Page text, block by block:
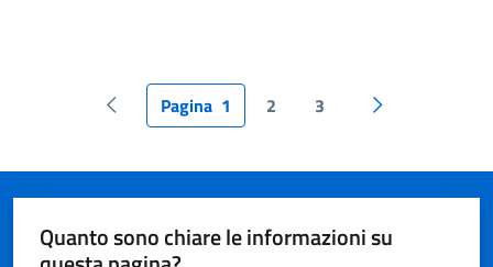
Pagina precedente
Pagina 1 2 3 Pagina
Quanto sono chiare le informazioni su